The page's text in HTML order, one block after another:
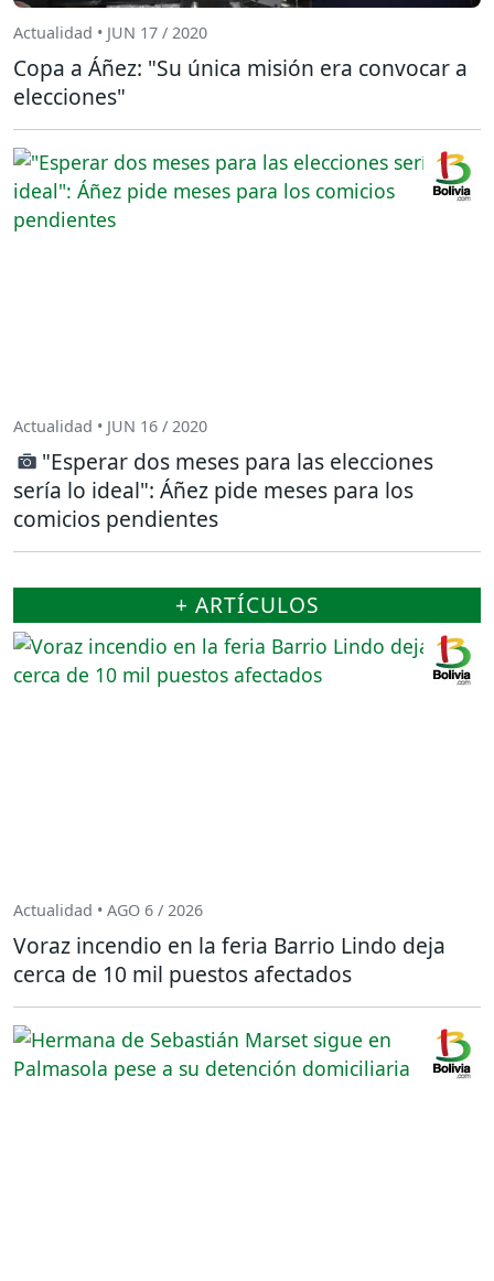
Actualidad • JUN 17 / 2020
Copa a Áñez: "Su única misión era convocar a
elecciones"
Actualidad • JUN 16 / 2020
"Esperar dos meses para las elecciones
sería lo ideal": Áñez pide meses para los
comicios pendientes
+ ARTÍCULOS
Actualidad • AGO 6 / 2026
Voraz incendio en la feria Barrio Lindo deja
cerca de 10 mil puestos afectados